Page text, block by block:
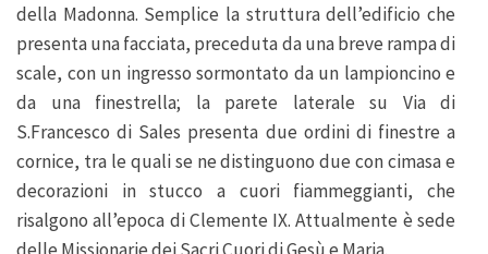
della Madonna. Semplice la struttura dell’edificio che
presenta una facciata, preceduta da una breve rampa di
scale, con un ingresso sormontato da un lampioncino e
da una finestrella; la parete laterale su Via di
S.Francesco di Sales presenta due ordini di finestre a
cornice, tra le quali se ne distinguono due con cimasa e
decorazioni in stucco a cuori fiammeggianti, che
risalgono all’epoca di Clemente IX. Attualmente è sede